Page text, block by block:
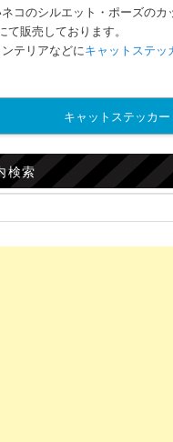
コのシルエット・ポーズのカ
て販売しております。
テリアなどにキャットステッ
キャットステッカー
検索